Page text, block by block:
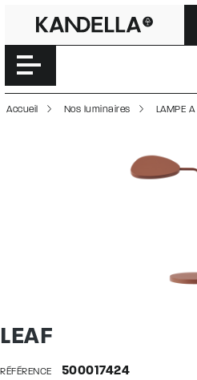
LEAF |
Accéder directement au contenu
Accueil Nos luminaires LAMPE A
LEAF
RÉFÉRENCE 500017424